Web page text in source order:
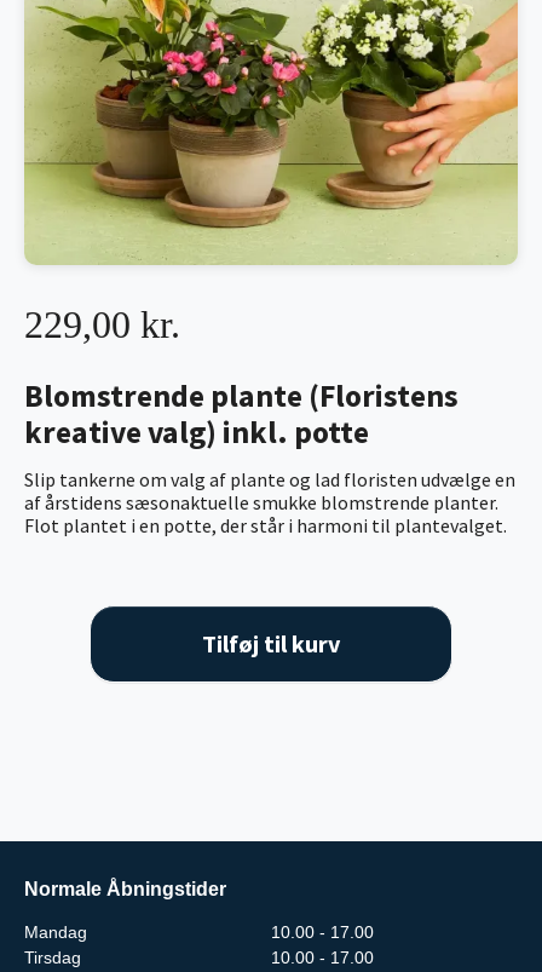
Blomstrende plante (Floristens
kreative valg) inkl. potte
Slip tankerne om valg af plante og lad floristen udvælge en
af årstidens sæsonaktuelle smukke blomstrende planter.
Flot plantet i en potte, der står i harmoni til plantevalget.
229,00 kr.
Tilføj til kurv
Normale Åbningstider
Mandag
10.00 - 17.00
Tirsdag
10.00 - 17.00